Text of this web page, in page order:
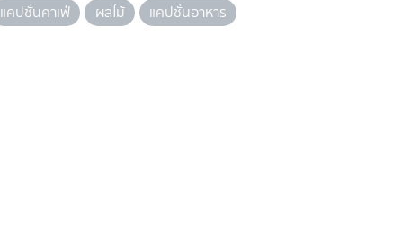
แคปชั่นคาเฟ่
ผลไม้ แคปชั่นอาหาร